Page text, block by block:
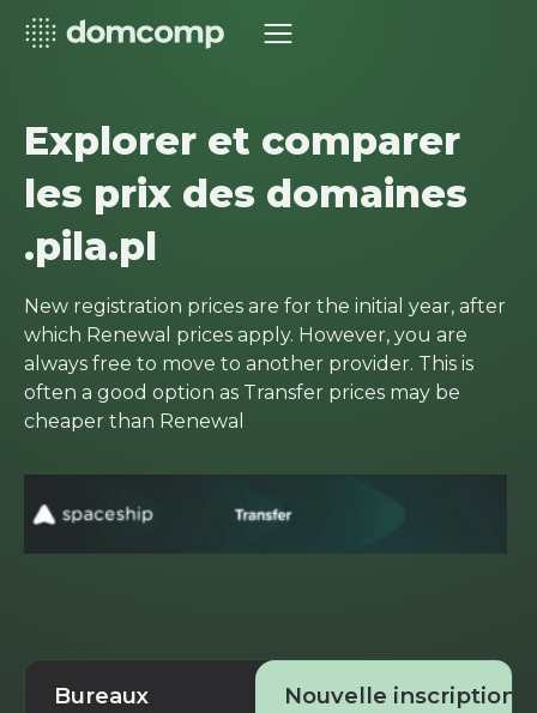
Explorer et comparer
les prix des domaines
.pila.pl
New registration prices are for the initial year, after
which Renewal prices apply. However, you are
always free to move to another provider. This is
often a good option as Transfer prices may be
cheaper than Renewal
Bureaux
Nouvelle inscription